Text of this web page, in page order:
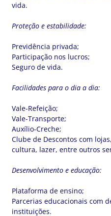
vida.
Proteção e estabilidade:
Previdência privada;
Participação nos lucros;
Seguro de vida.
Facilidades para o dia a dia:
Vale-Refeição;
Vale-Transporte;
Auxílio-Creche;
Clube de Descontos com
cultura, lazer, entre outros
Desenvolvimento e educação:
Plataforma de ensino;
Parcerias educacionais com
instituições.